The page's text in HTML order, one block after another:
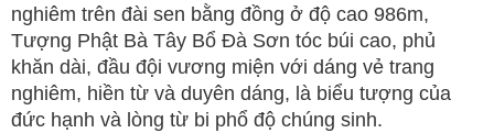
nghiêm trên đài sen bằng đồng ở độ cao 986m,
Tượng Phật Bà Tây Bổ Đà Sơn tóc búi cao, phủ
khăn dài, đầu đội vương miện với dáng vẻ trang
nghiêm, hiền từ và duyên dáng, là biểu tượng của
đức hạnh và lòng từ bi phổ độ chúng sinh.